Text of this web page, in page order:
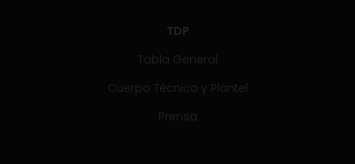
TDP
Tabla General
Cuerpo Técnico y Plantel
Prensa